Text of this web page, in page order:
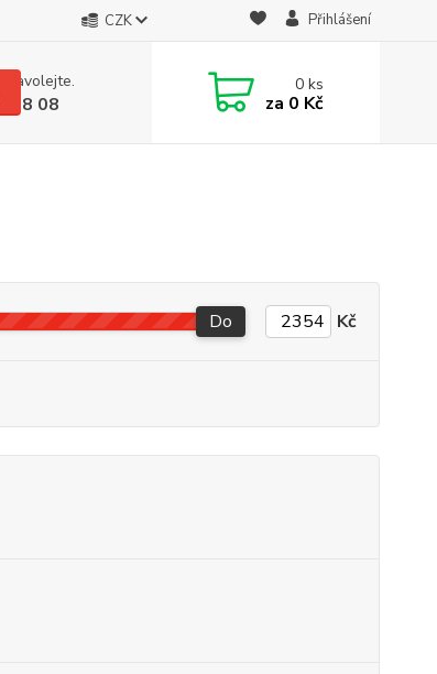
CZK Přihlášení
Zavolejte.
18 08
0ks
za 0 Kč
Do Kč